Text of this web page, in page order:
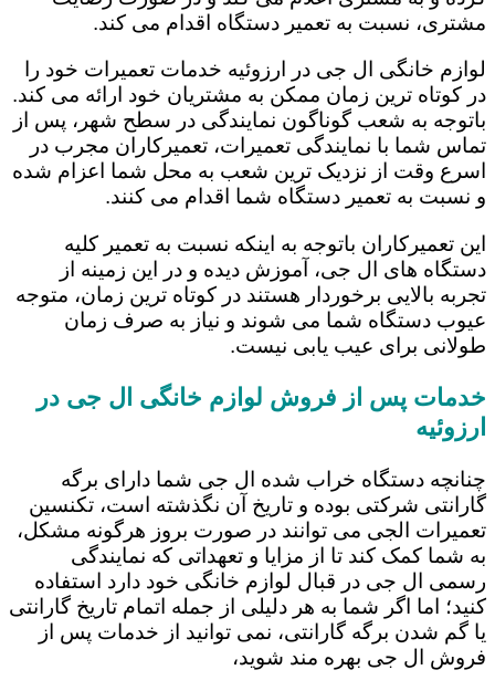
مشتری، نسبت به تعمیر دستگاه اقدام می کند.
لوازم خانگی ال جی در ارزوئیه خدمات تعمیرات خود را
در کوتاه ترین زمان ممکن به مشتریان خود ارائه می کند.
باتوجه به شعب گوناگون نمایندگی در سطح شهر، پس از
تماس شما با نمایندگی تعمیرات، تعمیرکاران مجرب در
اسرع وقت از نزدیک ترین شعب به محل شما اعزام شده
و نسبت به تعمیر دستگاه شما اقدام می کنند.
این تعمیرکاران باتوجه به اینکه نسبت به تعمیر کلیه
دستگاه های ال جی، آموزش دیده و در این زمینه از
تجربه بالایی برخوردار هستند در کوتاه ترین زمان، متوجه
عیوب دستگاه شما می شوند و نیاز به صرف زمان
طولانی برای عیب یابی نیست.
خدمات پس از فروش لوازم خانگی ال جی در
ارزوئیه
چنانچه دستگاه خراب شده ال جی شما دارای برگه
گارانتی شرکتی بوده و تاریخ آن نگذشته است، تکنسین
تعمیرات الجی می توانند در صورت بروز هرگونه مشکل،
به شما کمک کند تا از مزایا و تعهداتی که نمایندگی
رسمی ال جی در قبال لوازم خانگی خود دارد استفاده
کنید؛ اما اگر شما به هر دلیلی از جمله اتمام تاریخ گارانتی
یا گم شدن برگه گارانتی، نمی توانید از خدمات پس از
فروش ال جی بهره مند شوید،